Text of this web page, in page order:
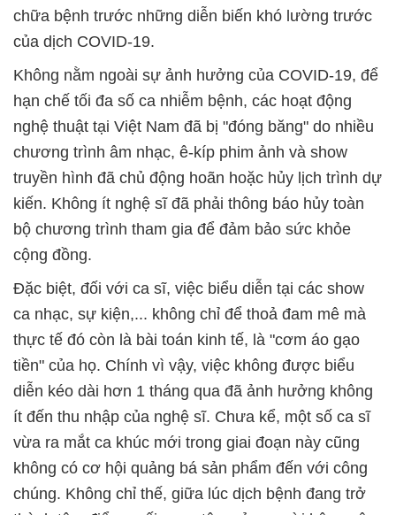
chữa bệnh trước những diễn biến khó lường trước
của dịch COVID-19.
Không nằm ngoài sự ảnh hưởng của COVID-19, để
hạn chế tối đa số ca nhiễm bệnh, các hoạt động
nghệ thuật tại Việt Nam đã bị "đóng băng" do nhiều
chương trình âm nhạc, ê-kíp phim ảnh và show
truyền hình đã chủ động hoãn hoặc hủy lịch trình dự
kiến. Không ít nghệ sĩ đã phải thông báo hủy toàn
bộ chương trình tham gia để đảm bảo sức khỏe
cộng đồng.
Đặc biệt, đối với ca sĩ, việc biểu diễn tại các show
ca nhạc, sự kiện,... không chỉ để thoả đam mê mà
thực tế đó còn là bài toán kinh tế, là "cơm áo gạo
tiền" của họ. Chính vì vậy, việc không được biểu
diễn kéo dài hơn 1 tháng qua đã ảnh hưởng không
ít đến thu nhập của nghệ sĩ. Chưa kể, một số ca sĩ
vừa ra mắt ca khúc mới trong giai đoạn này cũng
không có cơ hội quảng bá sản phẩm đến với công
chúng. Không chỉ thế, giữa lúc dịch bệnh đang trở